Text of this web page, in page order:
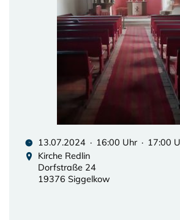
13.07.2024 · 16:00 Uhr · 17:00
Kirche Redlin
Dorfstraße 24
19376 Siggelkow